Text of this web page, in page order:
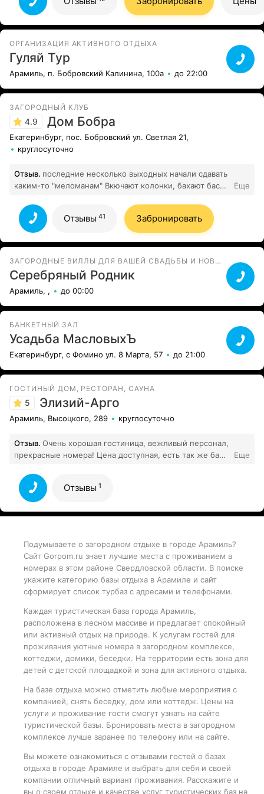
ОРГАНИЗАЦИЯ АКТИВНОГО ОТДЫХА
Гуляй Тур
Арамиль, п. Бобровский Калинина, 100а до 22:00
ЗАГОРОДНЫЙ КЛУБ
4.9 Дом Бобра
Екатеринбург, пос. Бобровский ул. Светлая 21,
круглосуточно
Отзыв. последние несколько выходных начали сдавать
каким-то "меломанам" Вкючают колонки, бахают басы
Еще
Отзывы 41 Забронировать
ЗАГОРОДНЫЕ ВИЛЛЫ ДЛЯ ВАШЕЙ СВАДЬБЫ И НОВОГО ГОДА
Серебряный Родник
Арамиль, , до 00:00
БАНКЕТНЫЙ ЗАЛ
Усадьба МасловыхЪ
Екатеринбург, с Фомино ул. 8 Марта, 57 до 21:00
ГОСТИНЫЙ ДОМ, РЕСТОРАН, САУНА
5 Элизий-Арго
Арамиль, Высоцкого, 289 круглосуточно
Отзыв. Очень хорошая гостиница, вежливый персонал,
прекрасные номера! Цена доступная, есть так же баня
Все отзывы
Еще
Отзывы 1
Подумываете о загородном отдыхе в городе Арамиль?
Сайт Gorpom.ru знает лучшие места с проживанием в
номерах в этом районе Свердловской области. В поиске
укажите категорию базы отдыха в Арамиле и сайт
сформирует список турбаз с адресами и телефонами.
Каждая туристическая база города Арамиль,
расположена в лесном массиве и предлагает спокойный
или активный отдых на природе. К услугам гостей для
проживания уютные номера в загородном комплексе,
коттеджи, домики, беседки. На территории есть зона для
детей с детской площадкой и зона для активного отдыха.
На базе отдыха можно отметить любые мероприятия с
компанией, снять беседку, дом или коттедж. Цены на
услуги и проживание гости смогут узнать на сайте
туристической базы. Бронировать места в загородном
комплексе лучше заранее по телефону или на сайте.
Вы можете ознакомиться с отзывами гостей о базах
отдыха в городе Арамиле и выбрать для себя и своей
компании отличный вариант проживания. Расскажите и
вы о своем отдыхе и качестве услуг туристических баз на